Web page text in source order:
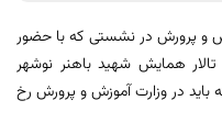
و پرورش در نشستی که با حضور
همایش شهید باهنر نوشهر
باید در وزارت آموزش و پرورش رخ